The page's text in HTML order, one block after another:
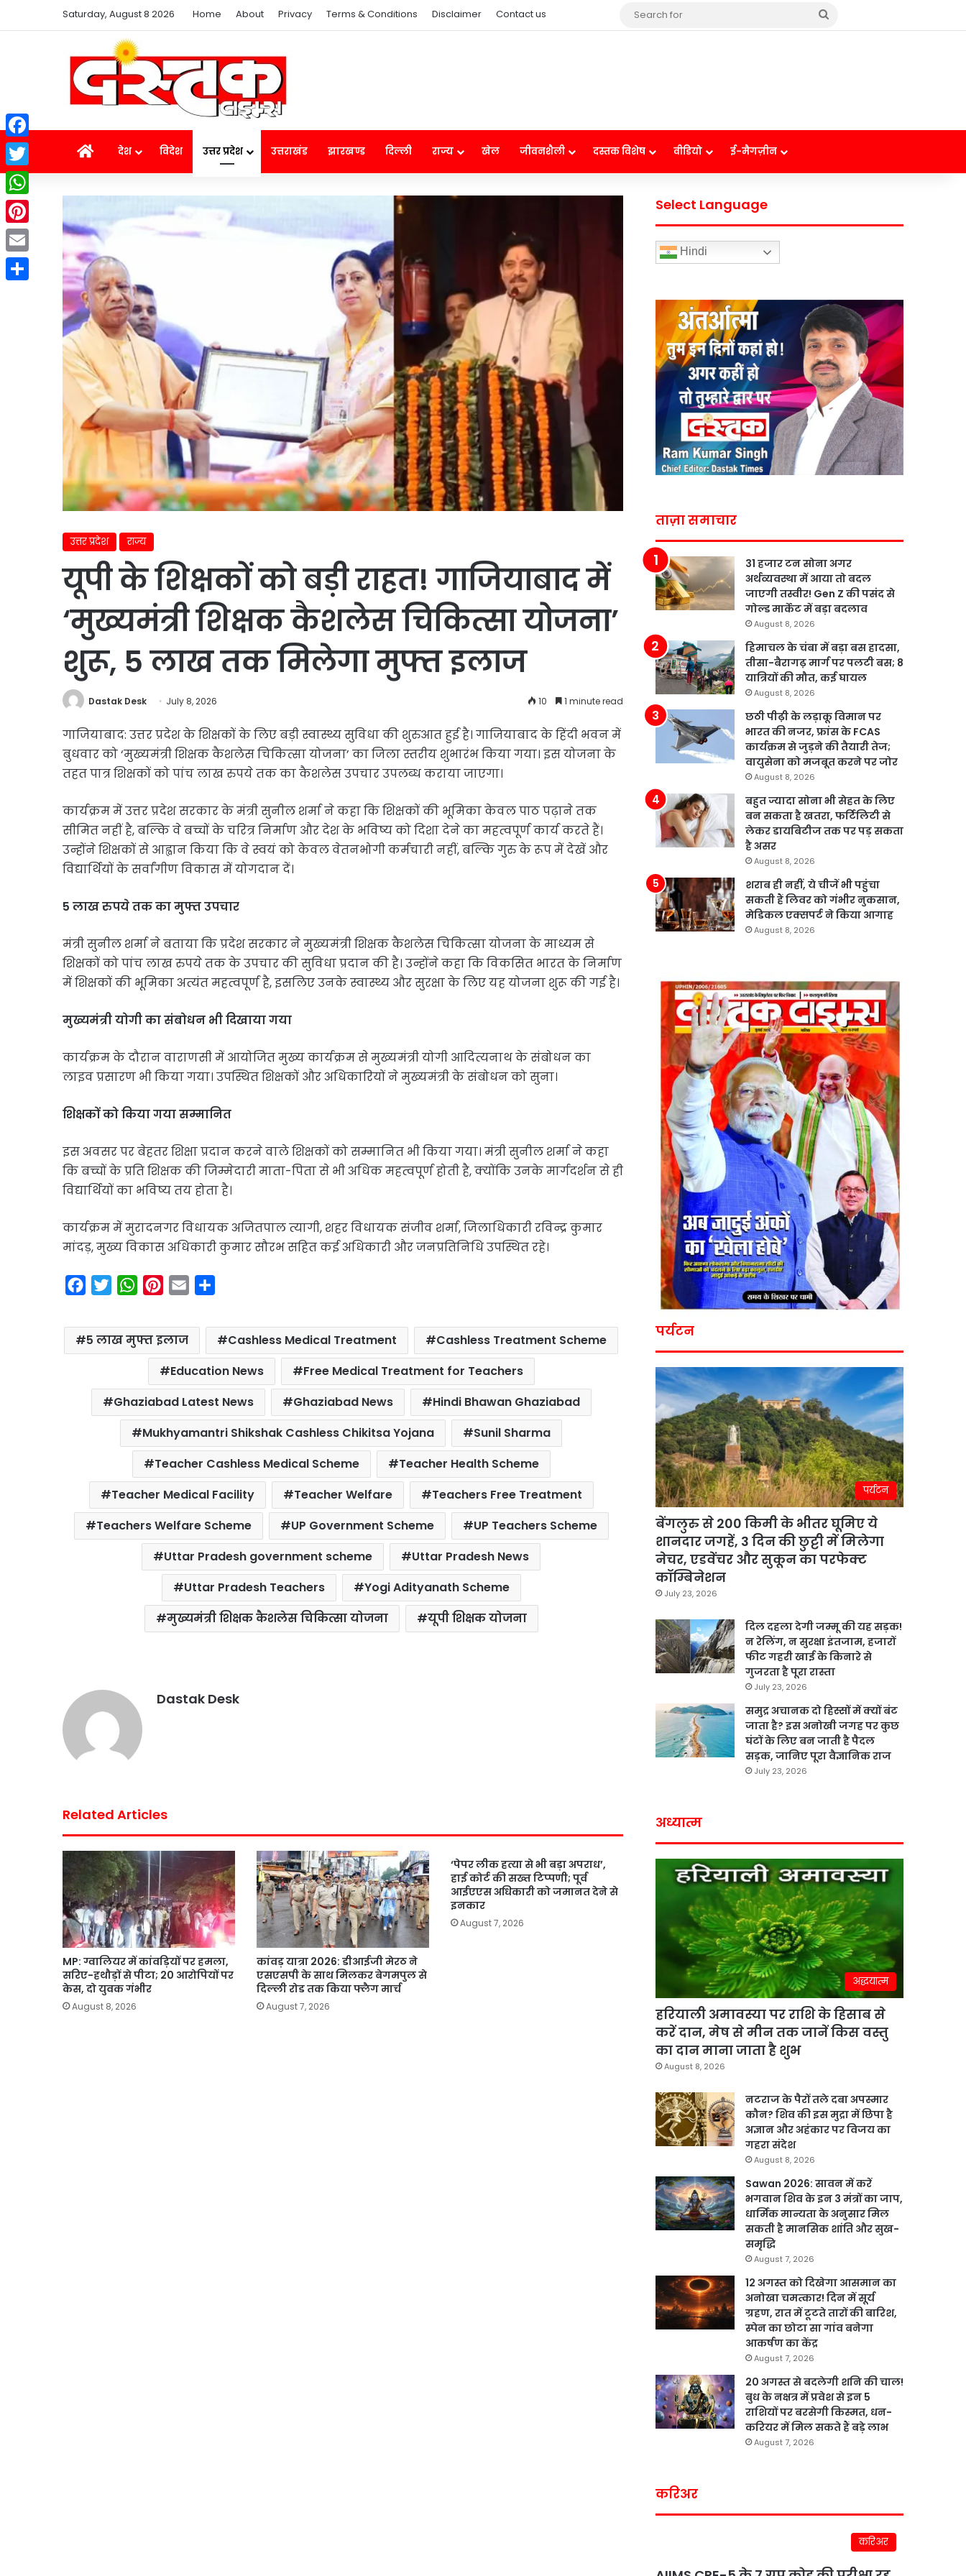
Saturday, August 8 2026 Home About Privacy Terms & Conditions Disclaimer Contact us
Search
Homeदेश विदेश उत्तर प्रदेश उत्तराखंड झारखण्ड दिल्ली राज्य खेल जीवनशैली दस्तक विशेष वीडियो ई-मैगज़ीन
उत्तर प्रदेश राज्य
यूपी के शिक्षकों को बड़ी राहत! गाजियाबाद में
‘मुख्यमंत्री शिक्षक कैशलेस चिकित्सा योजना’
शुरू, 5 लाख तक मिलेगा मुफ्त इलाज
Dastak Desk July 8, 2026 10 1 minute read
गाजियाबाद: उत्तर प्रदेश के शिक्षकों के लिए बड़ी स्वास्थ्य सुविधा की शुरुआत हुई है। गाजियाबाद के हिंदी भवन में
बुधवार को ‘मुख्यमंत्री शिक्षक कैशलेस चिकित्सा योजना’ का जिला स्तरीय शुभारंभ किया गया। इस योजना के
तहत पात्र शिक्षकों को पांच लाख रुपये तक का कैशलेस उपचार उपलब्ध कराया जाएगा।
कार्यक्रम में उत्तर प्रदेश सरकार के मंत्री सुनील शर्मा ने कहा कि शिक्षकों की भूमिका केवल पाठ पढ़ाने तक
सीमित नहीं है, बल्कि वे बच्चों के चरित्र निर्माण और देश के भविष्य को दिशा देने का महत्वपूर्ण कार्य करते हैं।
उन्होंने शिक्षकों से आह्वान किया कि वे स्वयं को केवल वेतनभोगी कर्मचारी नहीं, बल्कि गुरु के रूप में देखें और
विद्यार्थियों के सर्वांगीण विकास में योगदान दें।
5 लाख रुपये तक का मुफ्त उपचार
मंत्री सुनील शर्मा ने बताया कि प्रदेश सरकार ने मुख्यमंत्री शिक्षक कैशलेस चिकित्सा योजना के माध्यम से
शिक्षकों को पांच लाख रुपये तक के उपचार की सुविधा प्रदान की है। उन्होंने कहा कि विकसित भारत के निर्माण
में शिक्षकों की भूमिका अत्यंत महत्वपूर्ण है, इसलिए उनके स्वास्थ्य और सुरक्षा के लिए यह योजना शुरू की गई है।
मुख्यमंत्री योगी का संबोधन भी दिखाया गया
कार्यक्रम के दौरान वाराणसी में आयोजित मुख्य कार्यक्रम से मुख्यमंत्री योगी आदित्यनाथ के संबोधन का
लाइव प्रसारण भी किया गया। उपस्थित शिक्षकों और अधिकारियों ने मुख्यमंत्री के संबोधन को सुना।
शिक्षकों को किया गया सम्मानित
इस अवसर पर बेहतर शिक्षा प्रदान करने वाले शिक्षकों को सम्मानित भी किया गया। मंत्री सुनील शर्मा ने कहा
कि बच्चों के प्रति शिक्षक की जिम्मेदारी माता-पिता से भी अधिक महत्वपूर्ण होती है, क्योंकि उनके मार्गदर्शन से ही
विद्यार्थियों का भविष्य तय होता है।
कार्यक्रम में मुरादनगर विधायक अजितपाल त्यागी, शहर विधायक संजीव शर्मा, जिलाधिकारी रविन्द्र कुमार
मांदड़, मुख्य विकास अधिकारी कुमार सौरभ सहित कई अधिकारी और जनप्रतिनिधि उपस्थित रहे।
c
e
o
i
t
e
r
W
a
t
A
p
p
n
t
e
r
e
s
t
a
l
a
r
e
5 लाख मुफ्त इलाज Cashless Medical Treatment
Cashless Treatment Scheme
Education News
Free Medical Treatment for Teachers
Ghaziabad Latest News
Ghaziabad News
Hindi Bhawan Ghaziabad
Mukhyamantri Shikshak Cashless Chikitsa Yojana
Sunil Sharma
Teacher Cashless Medical Scheme
Teacher Health Scheme
Teacher Medical Facility
Teacher Welfare
Teachers Free Treatment
Teachers Welfare Scheme
UP Government Scheme
UP Teachers Scheme
Uttar Pradesh government scheme
Uttar Pradesh News
Uttar Pradesh Teachers
Yogi Adityanath Scheme
मुख्यमंत्री शिक्षक कैशलेस चिकित्सा योजना
यूपी शिक्षक योजना
Dastak Desk
Related Articles
MP: ग्वालियर में कांवड़ियों पर हमला,
सरिए-हथौड़ों से पीटा; 20 आरोपियों पर
केस, दो युवक गंभीर
August 8, 2026
कांवड़ यात्रा 2026: डीआईजी मेरठ ने
एसएसपी के साथ मिलकर बेगमपुल से
दिल्ली रोड तक किया फ्लैग मार्च
August 7, 2026
‘पेपर लीक हत्या से भी बड़ा अपराध’,
हाई कोर्ट की सख्त टिप्पणी; पूर्व
आईएएस अधिकारी को जमानत देने से
इनकार
August 7, 2026
Select Language
Hindi
ताज़ा समाचार
31 हजार टन सोना अगर
अर्थव्यवस्था में आया तो बदल
जाएगी तस्वीर! Gen Z की पसंद से
गोल्ड मार्केट में बड़ा बदलाव
August 8, 2026
हिमाचल के चंबा में बड़ा बस हादसा,
तीसा-बैरागढ़ मार्ग पर पलटी बस; 8
यात्रियों की मौत, कई घायल
August 8, 2026
छठी पीढ़ी के लड़ाकू विमान पर
भारत की नजर, फ्रांस के FCAS
कार्यक्रम से जुड़ने की तैयारी तेज;
वायुसेना को मजबूत करने पर जोर
August 8, 2026
बहुत ज्यादा सोना भी सेहत के लिए
बन सकता है खतरा, फर्टिलिटी से
लेकर डायबिटीज तक पर पड़ सकता
है असर
August 8, 2026
शराब ही नहीं, ये चीजें भी पहुंचा
सकती हैं लिवर को गंभीर नुकसान,
मेडिकल एक्सपर्ट ने किया आगाह
August 8, 2026
पर्यटन
पर्यटन
बेंगलुरु से 200 किमी के भीतर घूमिए ये
शानदार जगहें, 3 दिन की छुट्टी में मिलेगा
नेचर, एडवेंचर और सुकून का परफेक्ट
कॉम्बिनेशन
July 23, 2026
दिल दहला देगी जम्मू की यह सड़क!
न रेलिंग, न सुरक्षा इंतजाम, हजारों
फीट गहरी खाई के किनारे से
गुजरता है पूरा रास्ता
July 23, 2026
समुद्र अचानक दो हिस्सों में क्यों बंट
जाता है? इस अनोखी जगह पर कुछ
घंटों के लिए बन जाती है पैदल
सड़क, जानिए पूरा वैज्ञानिक राज
July 23, 2026
अध्यात्म
अद्धयात्म
हरियाली अमावस्या पर राशि के हिसाब से
करें दान, मेष से मीन तक जानें किस वस्तु
का दान माना जाता है शुभ
August 8, 2026
नटराज के पैरों तले दबा अपस्मार
कौन? शिव की इस मुद्रा में छिपा है
अज्ञान और अहंकार पर विजय का
गहरा संदेश
August 8, 2026
Sawan 2026: सावन में करें
भगवान शिव के इन 3 मंत्रों का जाप,
धार्मिक मान्यता के अनुसार मिल
सकती है मानसिक शांति और सुख-
समृद्धि
August 7, 2026
12 अगस्त को दिखेगा आसमान का
अनोखा चमत्कार! दिन में सूर्य
ग्रहण, रात में टूटते तारों की बारिश,
स्पेन का छोटा सा गांव बनेगा
आकर्षण का केंद्र
August 7, 2026
20 अगस्त से बदलेगी शनि की चाल!
बुध के नक्षत्र में प्रवेश से इन 5
राशियों पर बरसेगी किस्मत, धन-
करियर में मिल सकते हैं बड़े लाभ
August 7, 2026
करिअर
करिअर
Facebook
Twitter
WhatsApp
Pinterest
Email